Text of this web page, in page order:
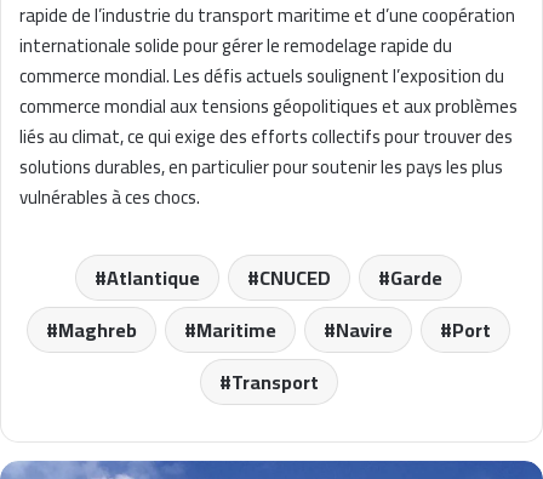
rapide de l’industrie du transport maritime et d’une coopération
internationale solide pour gérer le remodelage rapide du
commerce mondial. Les défis actuels soulignent l’exposition du
commerce mondial aux tensions géopolitiques et aux problèmes
liés au climat, ce qui exige des efforts collectifs pour trouver des
solutions durables, en particulier pour soutenir les pays les plus
vulnérables à ces chocs.
Atlantique CNUCED
Garde
Maghreb
Maritime Navire
Port
Transport